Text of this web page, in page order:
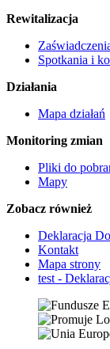
Rewitalizacja
Spotkania i
Działania
Mapa działań
Monitoring zmian
Pliki do
Mapy
Zobacz również
Deklaracja
Kontakt
Mapa strony
test -